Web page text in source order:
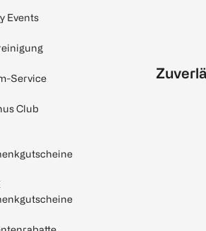
Events
Service
Club